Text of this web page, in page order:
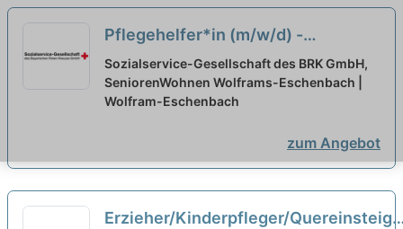
Pflegehelfer*in (m/w/d) -
Quereinsteiger willkommen - neu
Sozialservice-Gesellschaft des BRK GmbH,
SeniorenWohnen Wolframs-Eschenbach |
Wolfram-Eschenbach
zum Angebot
Erzieher/Kinderpfleger/